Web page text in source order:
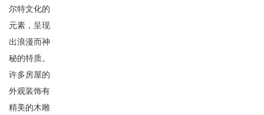
尔特文化的
元素，呈现
出浪漫而神
秘的特质。
许多房屋的
外观装饰有
精美的木雕